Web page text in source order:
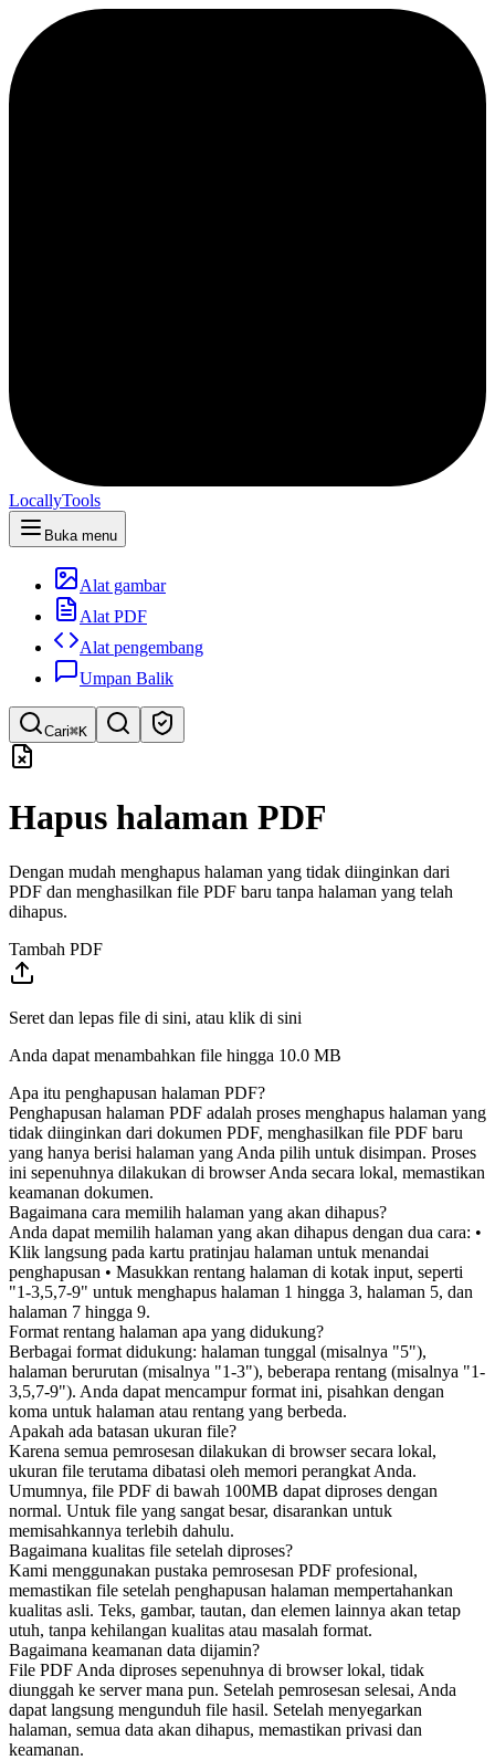
LocallyTools
Buka menu
Alat gambar
Alat PDF
Alat pengembang
Umpan Balik
Cari⌘K
Cari alat
Pencarian cepat untuk alat
Hapus halaman PDF
Dengan mudah menghapus halaman yang tidak diinginkan dari
PDF dan menghasilkan file PDF baru tanpa halaman yang telah
dihapus.
Tambah PDF
Seret dan lepas file di sini, atau klik di sini
Anda dapat menambahkan file hingga 10.0 MB
Apa itu penghapusan halaman PDF?
Penghapusan halaman PDF adalah proses menghapus halaman yang
tidak diinginkan dari dokumen PDF, menghasilkan file PDF baru
yang hanya berisi halaman yang Anda pilih untuk disimpan. Proses
ini sepenuhnya dilakukan di browser Anda secara lokal, memastikan
keamanan dokumen.
Bagaimana cara memilih halaman yang akan dihapus?
Anda dapat memilih halaman yang akan dihapus dengan dua cara: •
Klik langsung pada kartu pratinjau halaman untuk menandai
penghapusan • Masukkan rentang halaman di kotak input, seperti
"1-3,5,7-9" untuk menghapus halaman 1 hingga 3, halaman 5, dan
halaman 7 hingga 9.
Format rentang halaman apa yang didukung?
Berbagai format didukung: halaman tunggal (misalnya "5"),
halaman berurutan (misalnya "1-3"), beberapa rentang (misalnya "1-
3,5,7-9"). Anda dapat mencampur format ini, pisahkan dengan
koma untuk halaman atau rentang yang berbeda.
Apakah ada batasan ukuran file?
Karena semua pemrosesan dilakukan di browser secara lokal,
ukuran file terutama dibatasi oleh memori perangkat Anda.
Umumnya, file PDF di bawah 100MB dapat diproses dengan
normal. Untuk file yang sangat besar, disarankan untuk
memisahkannya terlebih dahulu.
Bagaimana kualitas file setelah diproses?
Kami menggunakan pustaka pemrosesan PDF profesional,
memastikan file setelah penghapusan halaman mempertahankan
kualitas asli. Teks, gambar, tautan, dan elemen lainnya akan tetap
utuh, tanpa kehilangan kualitas atau masalah format.
Bagaimana keamanan data dijamin?
File PDF Anda diproses sepenuhnya di browser lokal, tidak
diunggah ke server mana pun. Setelah pemrosesan selesai, Anda
dapat langsung mengunduh file hasil. Setelah menyegarkan
halaman, semua data akan dihapus, memastikan privasi dan
keamanan.